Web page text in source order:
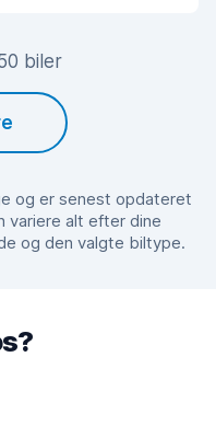
biler
og er senest opdateret
variere alt efter dine
og den valgte biltype.